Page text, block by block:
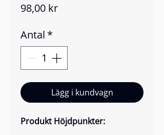
98,00 krPris
Antal *
Lägg i kundvagn
Produkt Höjdpunkter: